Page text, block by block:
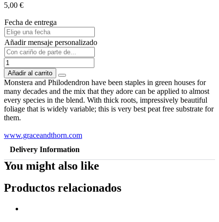
5,00 €
Fecha de entrega
Añadir mensaje personalizado
Monstera
&
Philodendron
Soil
cantidad
Añadir al carrito
Monstera and Philodendron have been staples in green houses for
many decades and the mix that they adore can be applied to almost
every species in the blend. With thick roots, impressively beautiful
foliage that is widely variable; this is very best peat free substrate for
them.
www.graceandthorn.com
Delivery Information
You might also like
Productos relacionados